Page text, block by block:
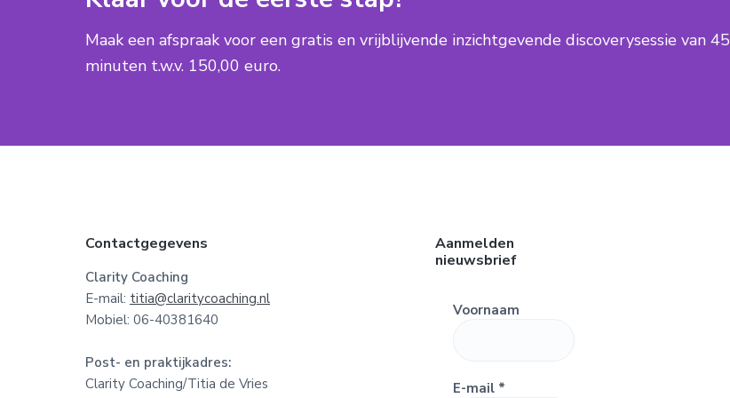
Maak een afspraak voor een gratis en vrijblijvende inzichtgevende discoverysessie van 45
minuten t.w.v. 150,00 euro.
Contactgegevens
Clarity Coaching
E-mail: titia@claritycoaching.nl
Mobiel: 06-40381640
Post- en praktijkadres:
Clarity Coaching/Titia de Vries
Aanmelden
nieuwsbrief
Voornaam
E-mail *